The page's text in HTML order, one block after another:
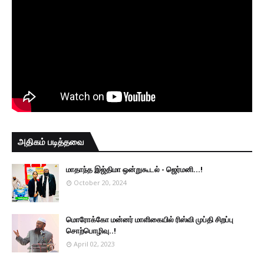
அதிகம் படித்தவை
மாதாந்த இஜ்திமா ஒன்றுகூடல் - ஜெர்மனி…!
October 20, 2024
மொரோக்கோ மன்னர் மாளிகையில் ரிஸ்வி முப்தி சிறப்பு
சொற்பொழிவு..!
April 02, 2023